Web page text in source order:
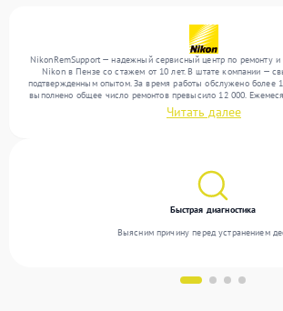
NikonRemSupport — надежный сервисный центр по ремонту
Nikon в Пензе со стажем от 10 лет. В штате компании —
подтвержденным опытом. За время работы обслужено более
выполнено общее число ремонтов превысило 12 000.
поступает свыше 300 единиц техники, включая , , . Мы
сложности и предлагаем стабильный уровень сервиса
Читать далее
Быстрая диагностика
Выясним причину перед устранением